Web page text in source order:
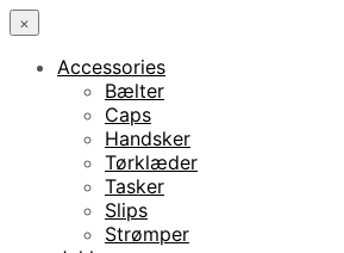
×
Accessories
Bælter
Caps
Handsker
Tørklæder
Tasker
Slips
Strømper